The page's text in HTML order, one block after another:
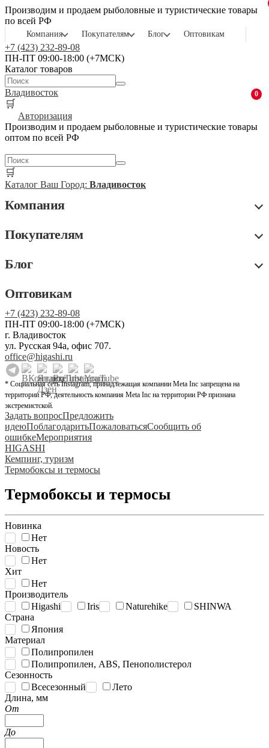
Производим и продаем рыболовные и туристические товары
по всей РФ
Компания Покупателям Блог Оптовикам
+7 (423) 232-89-08
ПН-ПТ 09:00-18:00 (+7МСК)
Каталог товаров
Владивосток
🛒
0
Авторизация
Производим и продаем рыболовные и туристические товары
оптом по всей РФ
🛒
Каталог Ваш Город: Владивосток
Компания
Покупателям
Блог
Оптовикам
+7 (423) 232-89-08
ПН-ПТ 09:00-18:00 (+7МСК)
г. Владивосток
ул. Русская 94а, офис 707.
office@higashi.ru
* Социальная сеть Instagram, принадлежащая компании Meta Inc запрещена на
территории РФ, деятельность компания Meta Inc на территории РФ признана
экстремистской.
Задать вопросПредложить
идеюПоблагодаритьПожаловатьсяСообщить об
ошибкеМероприятия
HIGASHI
Кемпинг, туризм
Термобоксы и термосы
Термобоксы и термосы
Новинка
Нет
Новость
Нет
Хит
Нет
Производитель
Higashi
Iris Naturehike
SHINWA
Страна
Япония
Материал
Полипропилен
Полипропилен, ABS, Пенополистерол
Сезонность
Всесезонный
Лето
Длина, мм
От
До